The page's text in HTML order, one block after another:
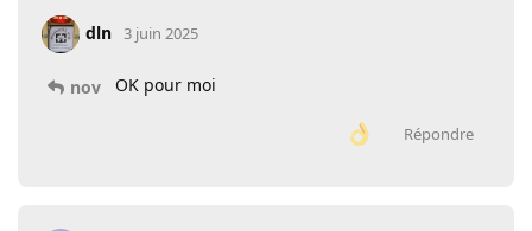
dln 3 juin 2025
nov OK pour moi
Répondre